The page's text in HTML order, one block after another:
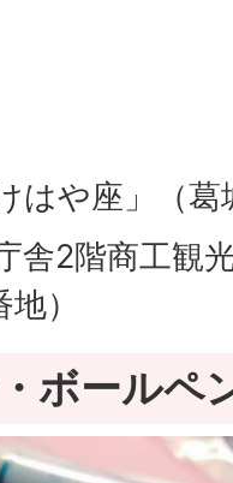
はや座」（
舎2階商工観
）
ボールペ